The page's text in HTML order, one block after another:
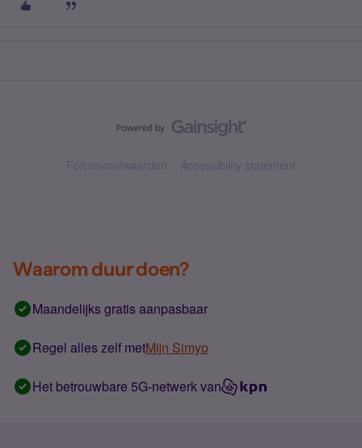
Forumvoorwaarden Accessibility statement
Waarom duur doen?
Maandelijks gratis aanpasbaar
Regel alles zelf metMijn Simyo
Het betrouwbare 5G-netwerk van